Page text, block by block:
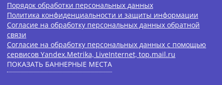
Порядок обработки персональных данных
Политика конфиденциальности и защиты информации
Согласие на обработку персональных данных обратной
связи
Согласие на обработку персональных данных с помощью
сервисов Yandex.Metrika, LiveInternet, top.mail.ru
ПОКАЗАТЬ БАННЕРНЫЕ МЕСТА